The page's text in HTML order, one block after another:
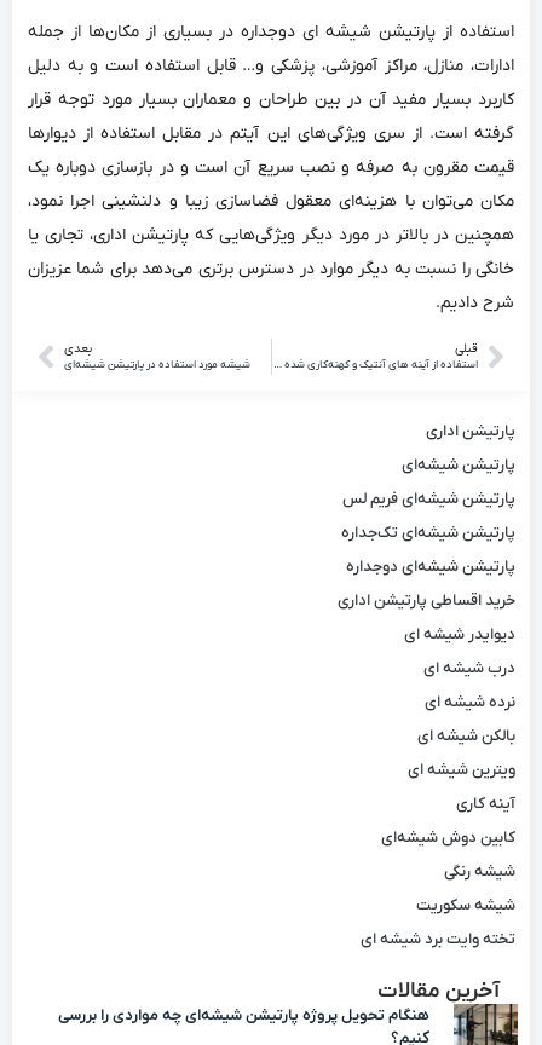
پارتیشن اداری
پارتیشن شیشه‌ای
پارتیشن شیشه‌ای فریم لس
پارتیشن شیشه‌ای تک‌جداره
پارتیشن شیشه‌ای دوجداره
خرید اقساطی پارتیشن اداری
دیوایدر شیشه ای
درب شیشه ای
نرده شیشه ای
بالکن شیشه ای
ویترین شیشه ای
آینه کاری
کابین دوش شیشه‌ای
شیشه رنگی
شیشه سکوریت
تخته وایت برد شیشه ای
آخرین مقالات
هنگام تحویل پروژه پارتیشن شیشه‌ای چه مواردی را بررسی
کنیم؟
استفاده از پارتیشن شیشه ای دوجداره در بسیاری از مکان‌‌ها از جمله
ادارات، منازل، مراکز آموزشی، پزشکی و… قابل استفاده است و به دلیل
کاربرد بسیار مفید آن در بین طراحان و معماران بسیار مورد توجه قرار
گرفته است. از سری ویژگی‌‌های این آیتم در مقابل استفاده از دیوارها
قیمت مقرون به صرفه‌‌ و نصب سریع آن است و در بازسازی دوباره یک
مکان می‌‌توان با هزینه‌‌ای معقول فضاسازی زیبا و دلنشینی اجرا نمود،
همچنین در بالاتر در مورد دیگر ویژگی‌‌هایی که پارتیشن اداری، تجاری یا
خانگی را نسبت به دیگر موارد در دسترس برتری می‌‌دهد برای شما عزیزان
شرح دادیم.
قبلی
استفاده از آینه های آنتیک و کهنه‌کاری شده در دکوراسیون داخلی
بعدی
شیشه مورد استفاده در پارتیشن شیشه‌‌ای